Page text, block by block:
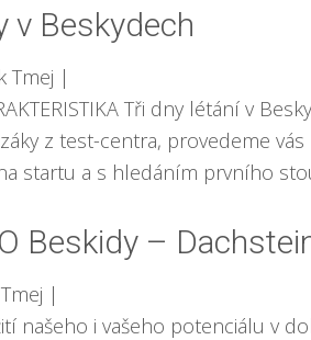
v Beskydech
Tmej |
Tři dny létání v
z test-centra, provedeme
startu a s hledáním prvního
Beskidy –
|
našeho i vašeho potenciálu v